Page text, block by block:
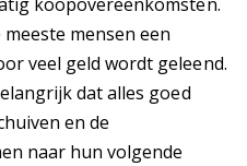
mensen een
veel geld wordt geleend.
dat alles goed
en de
naar hun volgende